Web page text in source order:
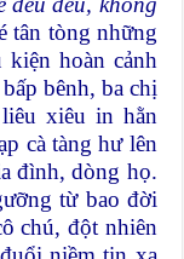
tân tòng những
hoàn cảnh
bênh, ba chị
xiêu in hằn
cà tàng hư lên
đình, dòng họ.
từ bao đời
chú, đột nhiên